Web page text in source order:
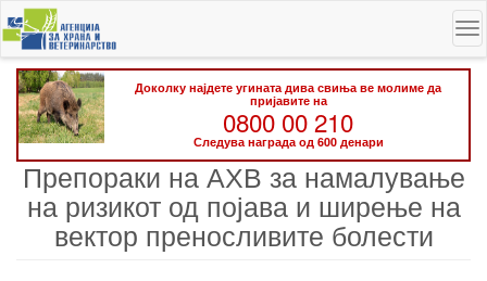
Skip
to
main
content
Доколку најдете угината дива свиња ве молиме да
пријавите на
0800 00 210
Следува награда од 600 денари
Препораки на АХВ за намалување
на ризикот од појава и ширење на
вектор преносливите болести